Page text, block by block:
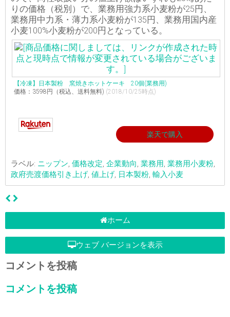
りの価格（税別）で、業務用強力系小麦粉が25円、
業務用中力系・薄力系小麦粉が135円、業務用国内産
小麦100%小麦粉が200円となっている。
【冷凍】日本製粉 窯焼きホットケーキ 20個(業務用)
価格：3598円（税込、送料無料) (2018/10/25時点)
楽天で購入
ラベル: ニップン, 価格改定, 企業動向, 業務用, 業務用小麦粉,
政府売渡価格引き上げ, 値上げ, 日本製粉, 輸入小麦
ホーム
ウェブ バージョンを表示
コメントを投稿
コメントを投稿